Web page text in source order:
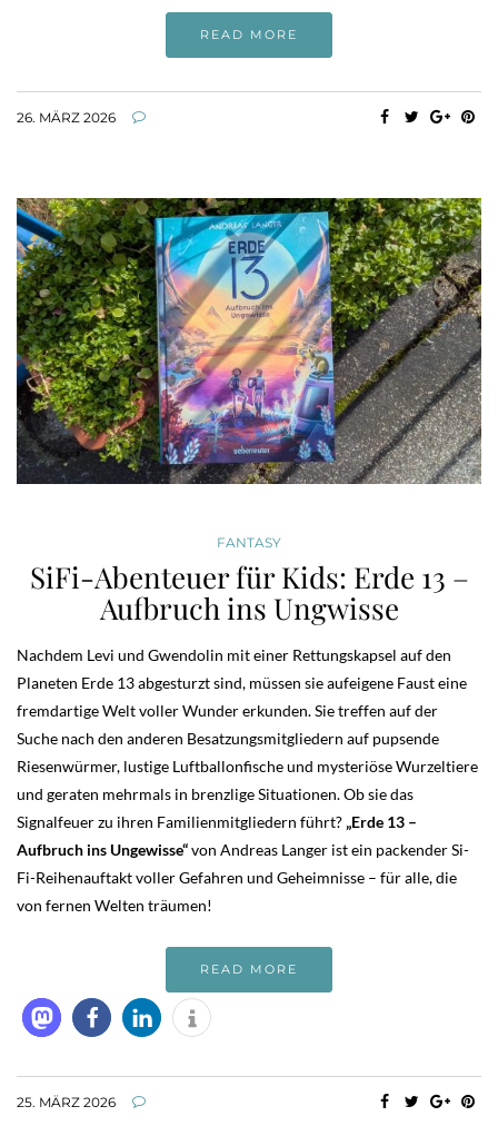
READ MORE
26. MÄRZ 2026
FANTASY
SiFi-Abenteuer für Kids: Erde 13 –
Aufbruch ins Ungwisse
Nachdem Levi und Gwendolin mit einer Rettungskapsel auf den
Planeten Erde 13 abgesturzt sind, müssen sie aufeigene Faust eine
fremdartige Welt voller Wunder erkunden. Sie treffen auf der
Suche nach den anderen Besatzungsmitgliedern auf pupsende
Riesenwürmer, lustige Luftballonfische und mysteriöse Wurzeltiere
und geraten mehrmals in brenzlige Situationen. Ob sie das
Signalfeuer zu ihren Familienmitgliedern führt? „Erde 13 –
Aufbruch ins Ungewisse“von Andreas Langer ist ein packender Si-
Fi-Reihenauftakt voller Gefahren und Geheimnisse – für alle, die
von fernen Welten träumen!
READ MORE
25. MÄRZ 2026